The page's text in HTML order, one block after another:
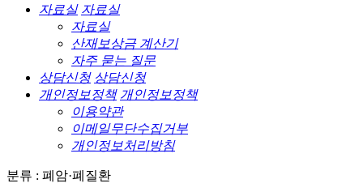
자료실 자료실
자료실
산재보상금 계산기
자주 묻는 질문
상담신청 상담신청
개인정보정책 개인정보정책
이용약관
이메일무단수집거부
개인정보처리방침
분류 : 폐암·폐질환